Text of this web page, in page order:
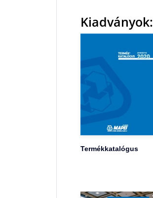
Kiadványok:
Termékkatalógus